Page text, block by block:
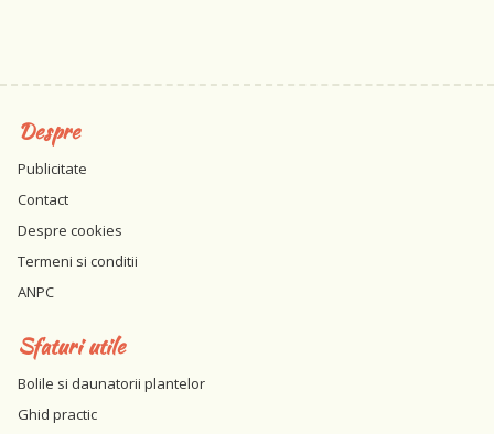
Despre
Publicitate
Contact
Despre cookies
Termeni si conditii
ANPC
Sfaturi utile
Bolile si daunatorii plantelor
Ghid practic